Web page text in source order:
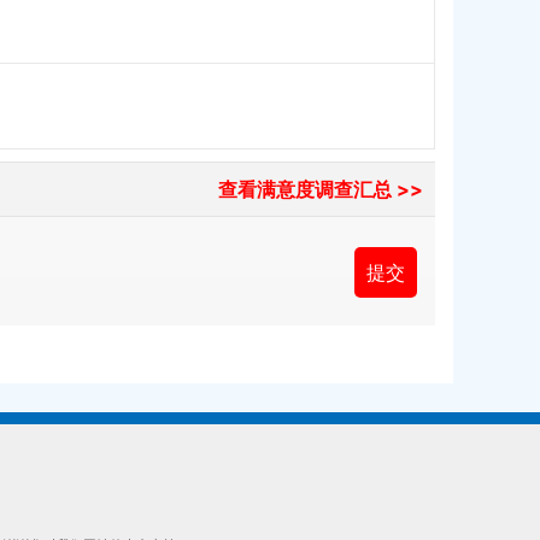
查看满意度调查汇总 >>